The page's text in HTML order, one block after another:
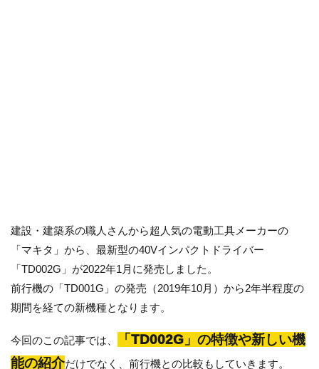
建設・建築系の職人さんから超人気の電動工具メーカーの
「マキタ」から、最新型の40Vインパクトドライバー
「TD002G」が2022年1月に発売しました。
前行機の「TD001G」の発売（2019年10月）から2年半程度の
期間を経ての新機種となります。
今回のこの記事では、
「TD002G」の特徴や新しい機
能の紹介だけでなく、前行機との比較もしていきます。